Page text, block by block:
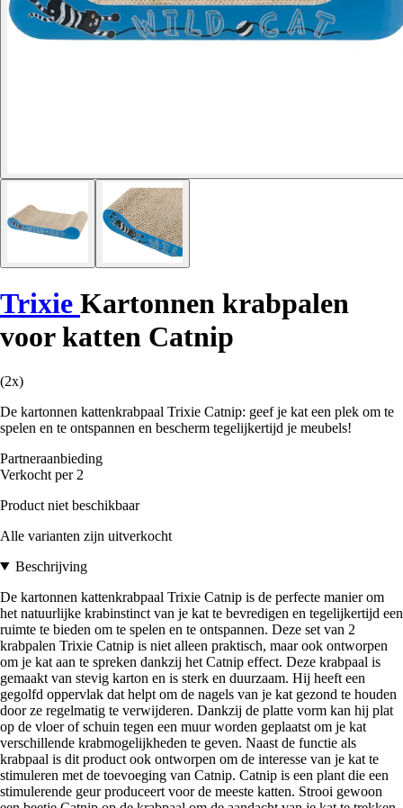
Trixie Kartonnen krabpalen
voor katten Catnip
(2x)
De kartonnen kattenkrabpaal Trixie Catnip: geef je kat een plek om te
spelen en te ontspannen en bescherm tegelijkertijd je meubels!
Partneraanbieding
Verkocht per 2
Product niet beschikbaar
Alle varianten zijn uitverkocht
Beschrijving
De kartonnen kattenkrabpaal Trixie Catnip is de perfecte manier om
het natuurlijke krabinstinct van je kat te bevredigen en tegelijkertijd een
ruimte te bieden om te spelen en te ontspannen. Deze set van 2
krabpalen Trixie Catnip is niet alleen praktisch, maar ook ontworpen
om je kat aan te spreken dankzij het Catnip effect. Deze krabpaal is
gemaakt van stevig karton en is sterk en duurzaam. Hij heeft een
gegolfd oppervlak dat helpt om de nagels van je kat gezond te houden
door ze regelmatig te verwijderen. Dankzij de platte vorm kan hij plat
op de vloer of schuin tegen een muur worden geplaatst om je kat
verschillende krabmogelijkheden te geven. Naast de functie als
krabpaal is dit product ook ontworpen om de interesse van je kat te
stimuleren met de toevoeging van Catnip. Catnip is een plant die een
stimulerende geur produceert voor de meeste katten. Strooi gewoon